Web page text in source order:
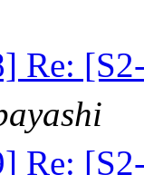
Re:
Re: